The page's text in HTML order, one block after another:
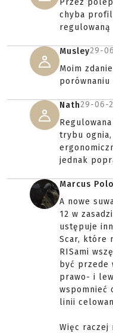
Przez
chyba
Musley29-
Moim
porównaniu
Nath29-06-
trybu ognia,
jednak
Marcus
A nowe
12 w
ustępuje
Scar, które
RISami
być przede
prawo- i
wspomnieć
linii
Więc raczej